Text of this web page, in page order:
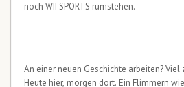
noch WII SPORTS rumstehen.
An einer neuen Geschichte arbeiten?
Heute hier, morgen dort. Ein Flimmern